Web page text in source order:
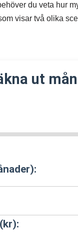
du veta hur
visar två olika
ut